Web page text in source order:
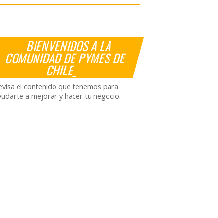
BIENVENIDOS A LA
COMUNIDAD DE PYMES DE
CHILE_
el contenido que tenemos para
a mejorar y hacer tu negocio.